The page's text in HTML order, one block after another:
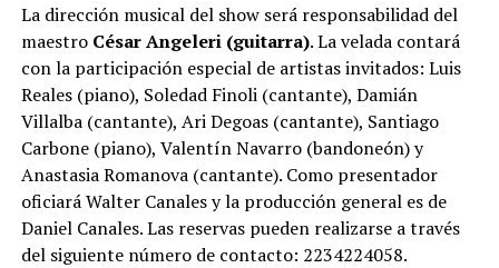
La dirección musical del show será responsabilidad del
maestro César Angeleri (guitarra). La velada contará
con la participación especial de artistas invitados: Luis
Reales (piano), Soledad Finoli (cantante), Damián
Villalba (cantante), Ari Degoas (cantante), Santiago
Carbone (piano), Valentín Navarro (bandoneón) y
Anastasia Romanova (cantante). Como presentador
oficiará Walter Canales y la producción general es de
Daniel Canales. Las reservas pueden realizarse a través
del siguiente número de contacto: 2234224058.